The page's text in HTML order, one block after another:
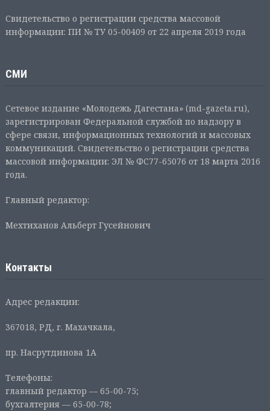
Свидетельство о регистрации средства массовой
информации: ПИ № ТУ 05-00409 от 22 апреля 2019 года
СМИ
Сетевое издание «Молодежь Дагестана» (md-gazeta.ru),
зарегистрирован Федеральной службой по надзору в
сфере связи, информационных технологий и массовых
коммуникаций. Свидетельство о регистрации средства
массовой информации: ЭЛ № ФС77-65076 от 18 марта 2016
года.
Главный редактор:
Мехтиханов Альберт Гусейнович
Контакты
Адрес редакции:
367018, РД, г. Махачкала,
пр. Насрутдинова 1А
Телефоны:
главный редактор — 65-00-75;
бухгалтерия — 65-00-78;